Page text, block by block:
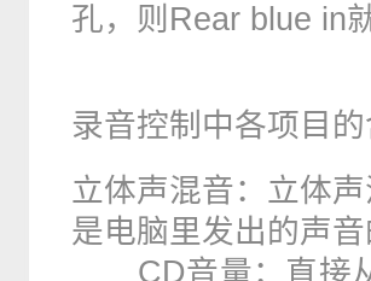
孔，则Rearbluein
录音控制中各项目
立体声混音：立体
是电脑里发出的声
CD音量：直接从